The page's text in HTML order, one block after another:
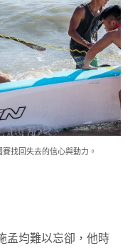
找回失去的信心與動力。
孟均難以忘卻，他時